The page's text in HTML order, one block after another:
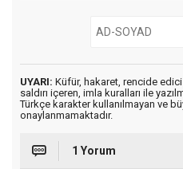
UYARI: Küfür, hakaret, rencide
saldırı içeren, imla kuralları ile
Türkçe karakter kullanılmayan ve
onaylanmamaktadır.
1 Yorum